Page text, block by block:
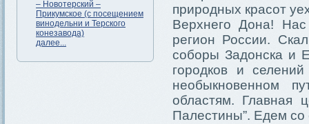
– Новотерский –
Прикумское (с посещением
винодельни и Терского
конезавода)
далее...
природных красот
Верхнего Дона!
регион России.
соборы Задонска и
городков и
необыкновенном
областям. Главная
Палестины”. Едем